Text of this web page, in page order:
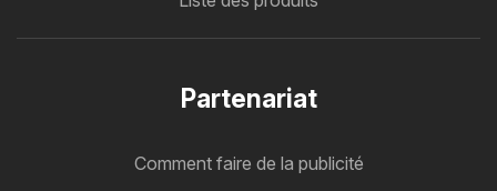
Partenariat
Comment faire de la publicité